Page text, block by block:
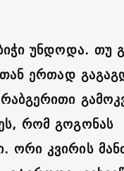
უნდოდა. თუ
ერთად
რომ გოგონას
კვირის